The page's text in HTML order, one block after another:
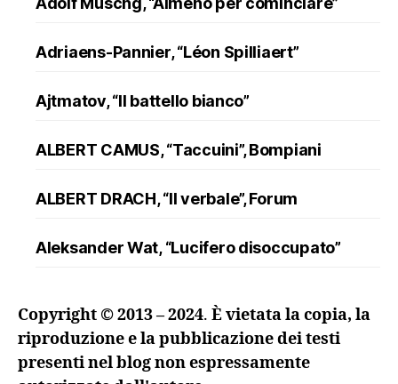
Adriaens-Pannier, “Léon Spilliaert”
Ajtmatov, “Il battello bianco”
ALBERT CAMUS, “Taccuini”, Bompiani
ALBERT DRACH, “Il verbale”, Forum
Aleksander Wat, “Lucifero disoccupato”
ranuncolo”, Oscar Mondadori
Andreev, “Lazzaro e altre novelle”
Copyright © 2013 – 2024. È vietata la copia, la
riproduzione e la pubblicazione dei testi
presenti nel blog non espressamente